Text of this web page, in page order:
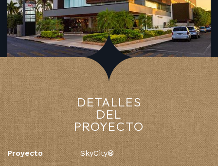
DETALLES
DEL
PROYECTO
Proyecto SkyCity®